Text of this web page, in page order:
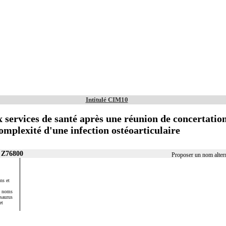
Intitulé CIM10
services de santé après une réunion de
d'une infection ostéoarticulaire
Proposer un nom
et
noms